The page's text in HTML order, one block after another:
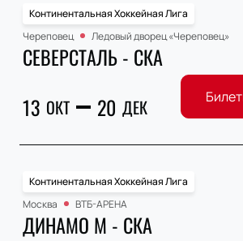
Континентальная Хоккейная Лига
Череповец
Ледовый дворец «Череповец»
СЕВЕРСТАЛЬ - СКА
13 ОКТ 20 ДЕК
Континентальная Хоккейная Лига
Москва
ВТБ-АРЕНА
ДИНАМО М - СКА